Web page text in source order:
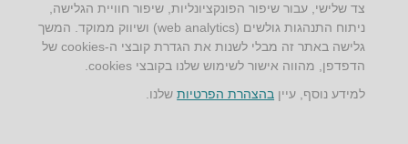
טלפון:04-8772469
צד שלישי, עבור שיפור הפונקציונליות, שיפור חוויית הגלישה,
ניתוח התנהגות גולשים (web analytics) ושיווק ממוקד. המשך
גלישה באתר זה מבלי לשנות את הגדרת קובצי ה-cookies של
הדפדפן, מהווה אישור לשימוש שלנו בקובצי cookies.
למידע נוסף, עיין בהצהרת הפרטיותשלנו.